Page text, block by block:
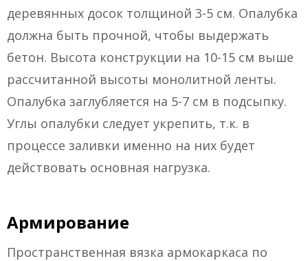
деревянных досок толщиной 3-5 см. Опалубка
должна быть прочной, чтобы выдержать
бетон. Высота конструкции на 10-15 см выше
рассчитанной высоты монолитной ленты.
Опалубка заглубляется на 5-7 см в подсыпку.
Углы опалубки следует укрепить, т.к. в
процессе заливки именно на них будет
действовать основная нагрузка.
Армирование
Пространственная вязка армокаркаса по